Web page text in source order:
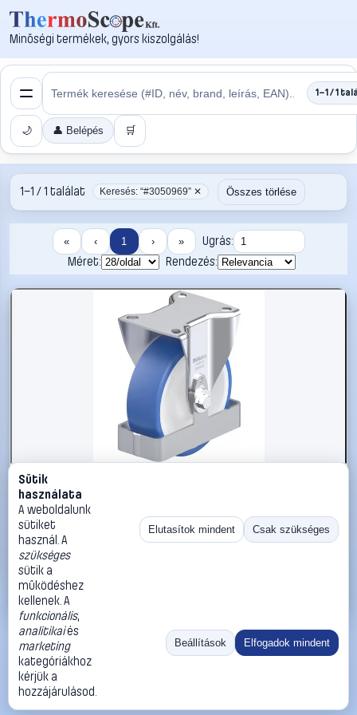
Minőségi termékek, gyors kiszolgálás!
1–1 / 1
🌙 👤 Belépés 🛒
1–1 / 1 találat Keresés: “#3050969” ✕ Összes törlése
« ‹ 1 › »
Ugrás:
Méret:
Rendezés:
#3050969
Blickle 938781 B-POTHS 125KA-FS Acéllemez rögzített
görgő KerékØ: 125 mm Teherbírás (max.): 250 kg 1 db
Blickle Görgők, kerekek
37 990 Ft
Kosárba
«
Ugrás:
Méret:
Rendezés:
©2026
ThermoScope
ÁSZF
Cégbemutató
Sütik
használata
A weboldalunk
sütiket
használ. A
szükséges
sütik a
működéshez
kellenek. A
funkcionális,
analitikaiés
marketing
kategóriákhoz
kérjük a
hozzájárulásod.
Elutasítok mindent Csak szükséges
Beállítások Elfogadok mindent